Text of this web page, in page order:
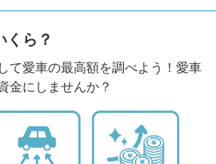
くら？
て愛車の最高額を調べよう！愛車
金にしませんか？